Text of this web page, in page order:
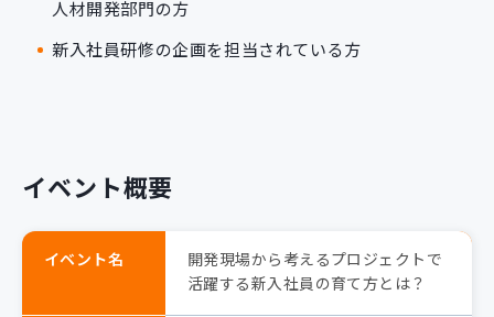
人材開発部門の方
新入社員研修の企画を担当されている方
イベント概要
イベント名
開発現場から考えるプロジェクトで
活躍する新入社員の育て方とは？